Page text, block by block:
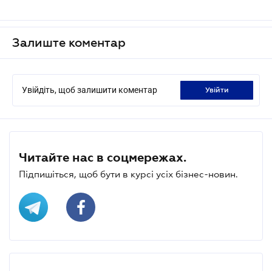
Залиште коментар
Увійдіть, щоб залишити коментар увійти
Читайте нас в соцмережах.
Підпишіться, щоб бути в курсі усіх бізнес-новин.